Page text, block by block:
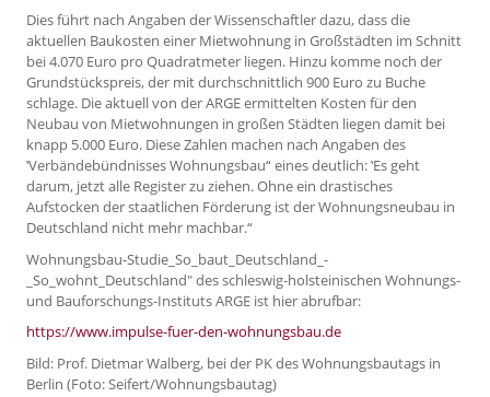
Dies führt nach Angaben der Wissenschaftler dazu, dass die
aktuellen Baukosten einer Mietwohnung in Großstädten im Schnitt
bei 4.070 Euro pro Quadratmeter liegen. Hinzu komme noch der
Grundstückspreis, der mit durchschnittlich 900 Euro zu Buche
schlage. Die aktuell von der ARGE ermittelten Kosten für den
Neubau von Mietwohnungen in großen Städten liegen damit bei
knapp 5.000 Euro. Diese Zahlen machen nach Angaben des
‛Verbändebündnisses Wohnungsbau“ eines deutlich: ‛Es geht
darum, jetzt alle Register zu ziehen. Ohne ein drastisches
Aufstocken der staatlichen Förderung ist der Wohnungsneubau in
Deutschland nicht mehr machbar.“
Wohnungsbau-Studie_So_baut_Deutschland_-
_So_wohnt_Deutschland" des schleswig-holsteinischen Wohnungs-
und Bauforschungs-Instituts ARGE ist hier abrufbar:
https://www.impulse-fuer-den-wohnungsbau.de
Bild: Prof. Dietmar Walberg, bei der PK des Wohnungsbautags in
Berlin (Foto: Seifert/Wohnungsbautag)